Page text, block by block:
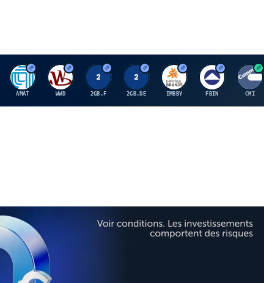
A
AMAT
W
WWD
2
2GB.F
2
2GB.DE
I
IMBBY
F
FBIN
C
CMI